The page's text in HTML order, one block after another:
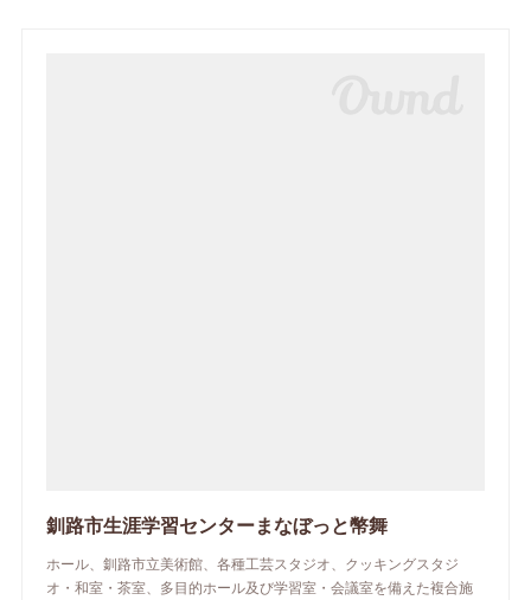
釧路市生涯学習センターまなぼっと幣舞
ホール、釧路市立美術館、各種工芸スタジオ、クッキングスタジ
オ・和室・茶室、多目的ホール及び学習室・会議室を備えた複合施